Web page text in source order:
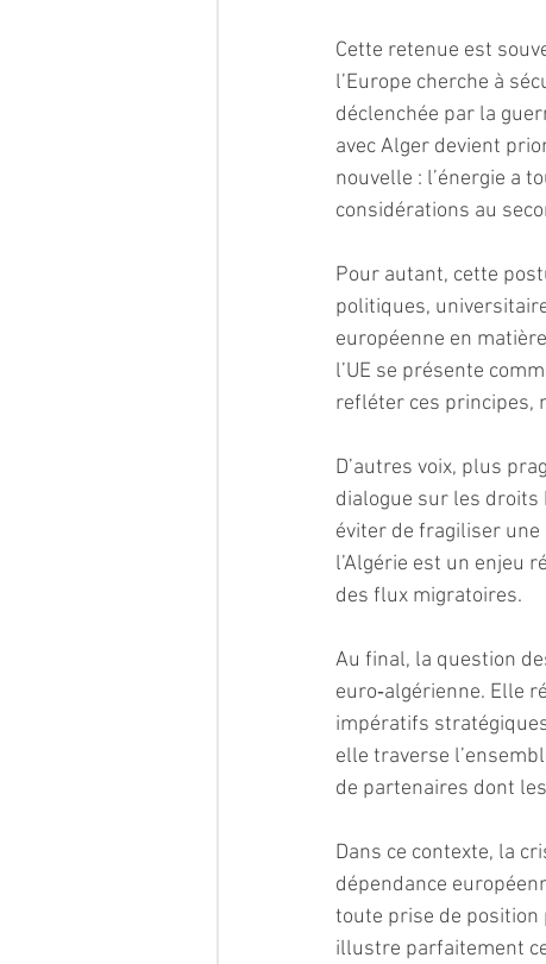
Cette retenue est
l’Europe cherche à
déclenchée par la
avec Alger devient
nouvelle : l’énergie a
considérations au
Pour autant, cette
politiques,
européenne en
l’UE se présente
refléter ces principes,
D’autres voix, plus
dialogue sur les droits
éviter de fragiliser
l’Algérie est un enjeu
des flux migratoires.
Au final, la question
euro‑algérienne. Elle
impératifs
elle traverse
de partenaires dont
Dans ce contexte, la
dépendance
toute prise de position
illustre parfaitement